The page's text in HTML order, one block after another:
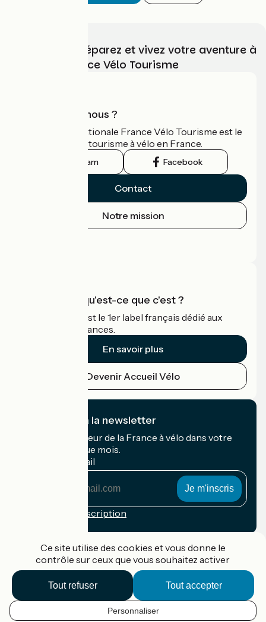
FR
Choisissez, préparez et vivez votre aventure à
vélo avec France Vélo Tourisme
Qui sommes-nous ?
L'association nationale France Vélo Tourisme est le
guide officiel du tourisme à vélo en France.
Instagram Facebook
Contact
Notre mission
Accueil Vélo qu'est-ce que c'est ?
Accueil Vélo c'est le 1er label français dédié aux
cyclistes en vacances.
En savoir plus
Devenir Accueil Vélo
Je m'abonne à la newsletter
Recevez le meilleur de la France à vélo dans votre
boîte mail chaque mois.
Mon adresse mail
Conditions d'inscription
Accueil Vélo Pro
Contact
Mentions légales
Ce site utilise des cookies et vous donne le
contrôle sur ceux que vous souhaitez activer
Tout accepter
Tout refuser
Personnaliser